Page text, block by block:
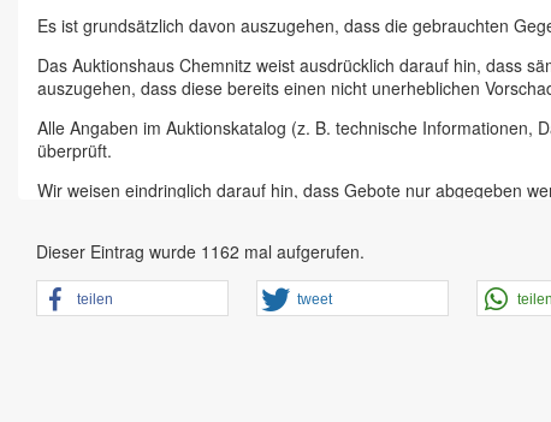
Es ist grundsätzlich davon auszugehen, dass die gebrauchten
Das Auktionshaus Chemnitz weist ausdrücklich darauf hin, dass
auszugehen, dass diese bereits einen nicht unerheblichen
Alle Angaben im Auktionskatalog (z. B. technische Informationen,
überprüft.
Wir weisen eindringlich darauf hin, dass Gebote nur abgegeben
Online Bieter, Bieter bei Vor-Ort-Versteigerungen direkt beim
Sämtliche Neueingänge werden sofort online gestellt. Sobald ein
vorheriger Anmeldung zu besichtigen.
Dieser Eintrag wurde 1162 mal aufgerufen.
teilen tweet teilen